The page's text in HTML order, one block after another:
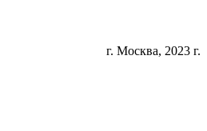
г. Москва, 2023 г.